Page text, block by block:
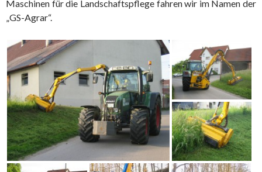
Maschinen für die Landschaftspflege fahren wir im Namen der
„GS-Agrar“.